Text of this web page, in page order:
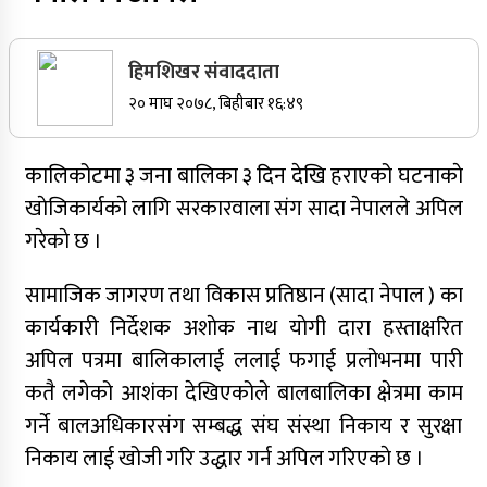
सर्वोच्चले खारेज गर्‍यो दानबहादुर बुढाको रिट,
पदमुक्तिको निर्णय कायम
नेपाली कांग्रेसका वरिष्ठ नेता गोपालमान श्रेष्ठको निधन
सुर्खेतमा जिप दुर्घटना,१५ जना घाइते
जुम्लामा बेहोस अवस्थामा फेला परेका युवाको मृत्यु
कर्णालीमा कांग्रेसका चार मन्त्रीहरूले दिए राजीनामा
हिमशिखर संवाददाता
२० माघ २०७८, बिहीबार १६:४९
कालिकोटमा ३ जना बालिका ३ दिन देखि हराएको घटनाकाे
खाेजिकार्यकाे लागि सरकारवाला संग सादा नेपालले अपिल
गरेकाे छ ।
सामाजिक जागरण तथा विकास प्रतिष्ठान (सादा नेपाल ) का
कार्यकारी निर्देशक अशाेक नाथ याेगी दारा हस्ताक्षरित
अपिल पत्रमा बालिकालाई ललाई फगाई प्रलोभनमा पारी
कतै लगेको आशंका देखिएकोले बालबालिका क्षेत्रमा काम
गर्ने बालअधिकारसंग सम्बद्ध संघ संस्था निकाय र सुरक्षा
निकाय लाई खोजी गरि उद्धार गर्न अपिल गरिएकाे छ ।